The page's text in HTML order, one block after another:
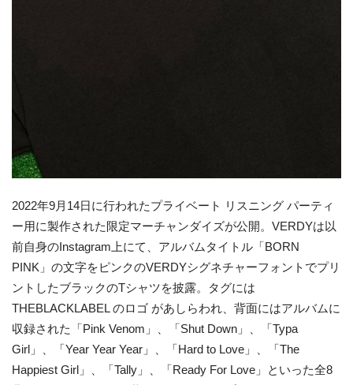
2022年9月14日に行われたプライベート リスニング パーティ
ー用に製作された限定マーチャンダイズが公開。VERDYは以
前自身のInstagram上にて、アルバムタイトル「BORN
PINK」の文字をピンクのVERDYシグネチャーフォントでプリ
ントしたブラックのTシャツを披露。タグには
THEBLACKLABEL のロゴ があしらわれ、背面にはアルバムに
収録された「Pink Venom」、「Shut Down」、「Typa
Girl」、「Year Year Year」、「Hard to Love」、「The
Happiest Girl」、「Tally」、「Ready For Love」といった全8